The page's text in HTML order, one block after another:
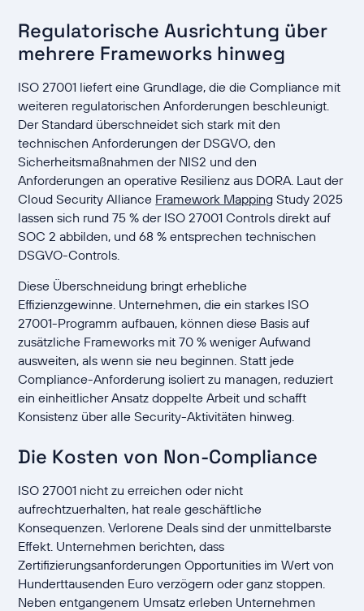
Regulatorische Ausrichtung über
mehrere Frameworks hinweg
ISO 27001 liefert eine Grundlage, die die Compliance mit
weiteren regulatorischen Anforderungen beschleunigt.
Der Standard überschneidet sich stark mit den
technischen Anforderungen der DSGVO, den
Sicherheitsmaßnahmen der NIS2 und den
Anforderungen an operative Resilienz aus DORA. Laut der
Cloud Security Alliance Framework Mapping Study 2025
lassen sich rund 75 % der ISO 27001 Controls direkt auf
SOC 2 abbilden, und 68 % entsprechen technischen
DSGVO-Controls.
Diese Überschneidung bringt erhebliche
Effizienzgewinne. Unternehmen, die ein starkes ISO
27001-Programm aufbauen, können diese Basis auf
zusätzliche Frameworks mit 70 % weniger Aufwand
ausweiten, als wenn sie neu beginnen. Statt jede
Compliance-Anforderung isoliert zu managen, reduziert
ein einheitlicher Ansatz doppelte Arbeit und schafft
Konsistenz über alle Security-Aktivitäten hinweg.
Die Kosten von Non-Compliance
ISO 27001 nicht zu erreichen oder nicht
aufrechtzuerhalten, hat reale geschäftliche
Konsequenzen. Verlorene Deals sind der unmittelbarste
Effekt. Unternehmen berichten, dass
Zertifizierungsanforderungen Opportunities im Wert von
Hunderttausenden Euro verzögern oder ganz stoppen.
Neben entgangenem Umsatz erleben Unternehmen